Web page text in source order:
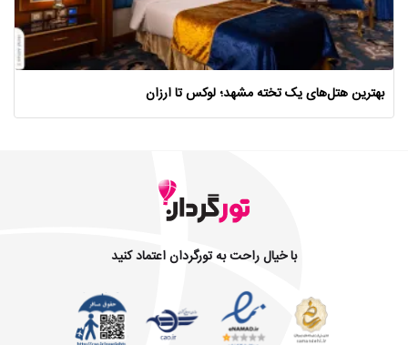
بهترین هتل‌های یک تخته مشهد؛ لوکس تا ارزان
با خیال راحت به تورگردان اعتماد کنید